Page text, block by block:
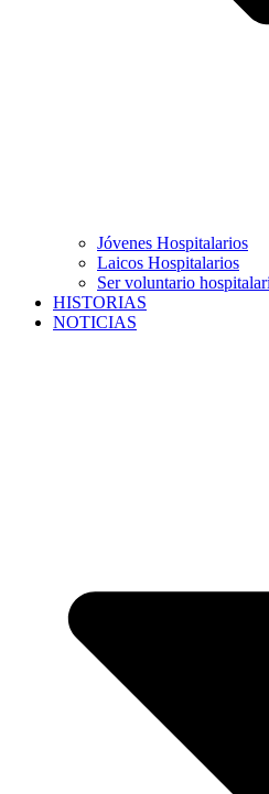
Jóvenes Hospitalarios
Laicos Hospitalarios
Ser voluntario
HISTORIAS
NOTICIAS